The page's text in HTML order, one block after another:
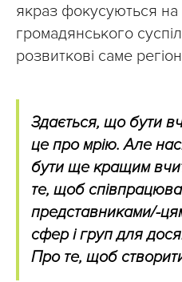
якраз фокусуються на
громадянського
розвиткові саме
Здається, що бути
це про мрію. Але
бути ще кращим
те, щоб
представниками/-
сфер і груп для
Про те, щоб